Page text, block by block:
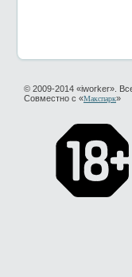
© 2009-2014 «iworker».
Совместно с «Макспарк»